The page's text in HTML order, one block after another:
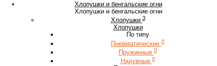
Хлопушки и бенгальские огни
Хлопушки и бенгальские огни
Хлопушки 3
Хлопушки
По типу
Пневматические 0
Пружинные 0
Надувные 0